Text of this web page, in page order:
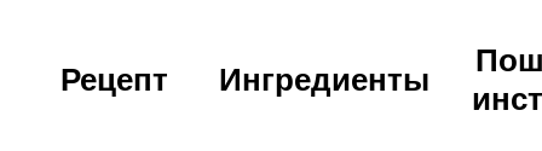
Рецепт Ингредиенты